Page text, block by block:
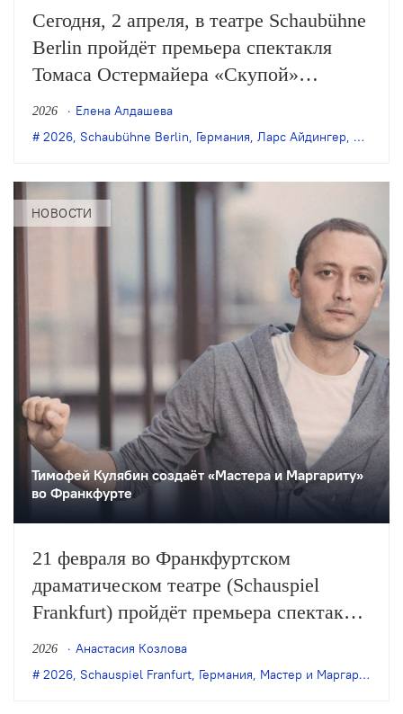
Сегодня, 2 апреля, в театре Schaubühne
Berlin пройдёт премьера спектакля
Томаса Остермайера «Скупой»
по одноимённой пьесе Мольера.
2026
Елена Алдашева
2026 Schaubühne Berlin Германия Ларс Айдингер мольер
НОВОСТИ
Тимофей Кулябин создаёт «Мастера и Маргариту»
во Франкфурте
21 февраля во Франкфуртском
драматическом театре (Schauspiel
Frankfurt) пройдёт премьера спектакля
Тимофея Кулябина «Мастер и
Маргарита» по одноимённому роману
2026
Анастасия Козлова
2026 Schauspiel Franfurt Германия Мастер и Маргарита